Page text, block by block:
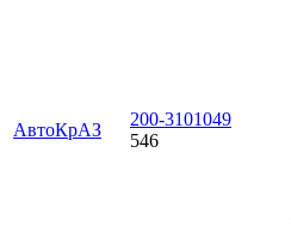
АвтоКрАЗ
200-3101049
546